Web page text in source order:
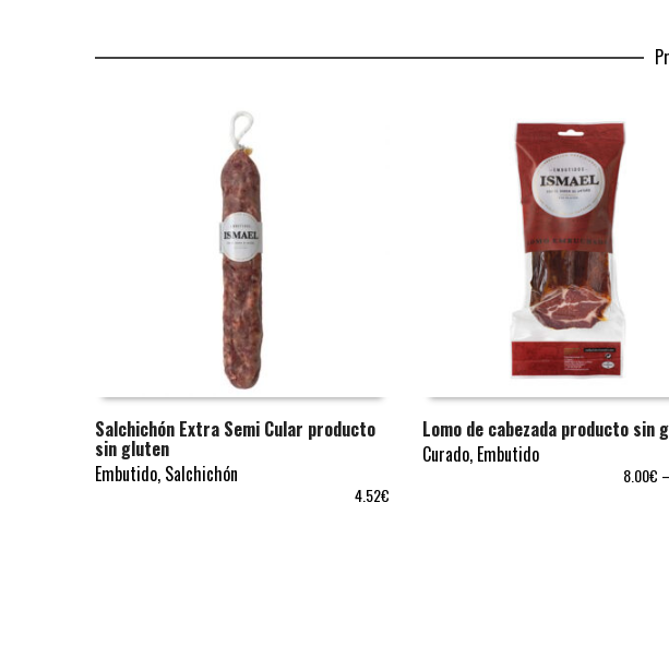
AÑADIR AL CARRITO
Salchichón Extra Semi Cular producto
sin gluten
Embutido, Salchichón
4.52€
SELECCIONAR OPCIONES
Lomo de cabezada producto sin
Curado, Embutido
8.00€ –